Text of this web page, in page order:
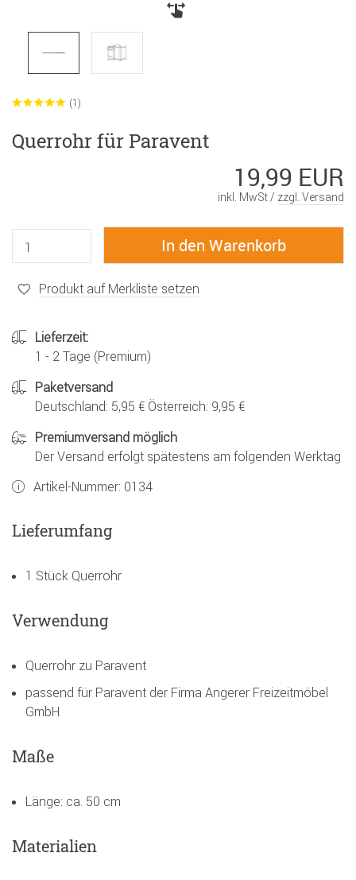
(1)
Querrohr für Paravent
19,99 EUR
inkl. MwSt / zzgl. Versand
Produkt auf Merkliste setzen
Lieferzeit:
1 - 2 Tage (Premium)
Paketversand
Deutschland: 5,95 € Österreich: 9,95 €
Premiumversand möglich
Der Versand erfolgt spätestens am folgenden Werktag
Artikel-Nummer: 0134
Lieferumfang
1 Stück Querrohr
Verwendung
Querrohr zu Paravent
passend für Paravent der Firma Angerer Freizeitmöbel
GmbH
Maße
Länge: ca. 50 cm
Materialien